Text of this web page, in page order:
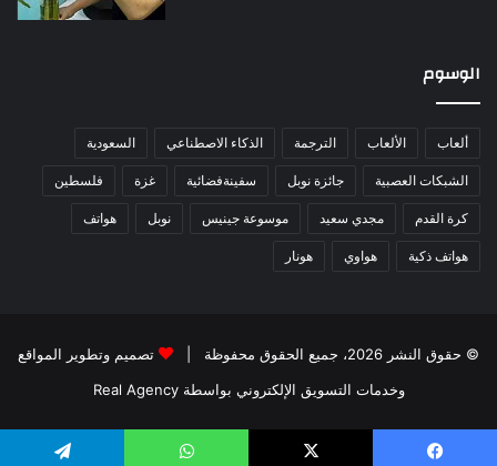
الوسوم
ألعاب الألعاب الترجمة الذكاء الاصطناعي السعودية
الشبكات العصبية جائزة نوبل سفينةفضائية غزة فلسطين
كرة القدم مجدي سعيد موسوعة جينيس نوبل هواتف
هواتف ذكية هواوي هونار
© حقوق النشر 2026، جميع الحقوق محفوظة |
تصميم وتطوير المواقع
وخدمات التسويق الإلكتروني بواسطة Real Agency